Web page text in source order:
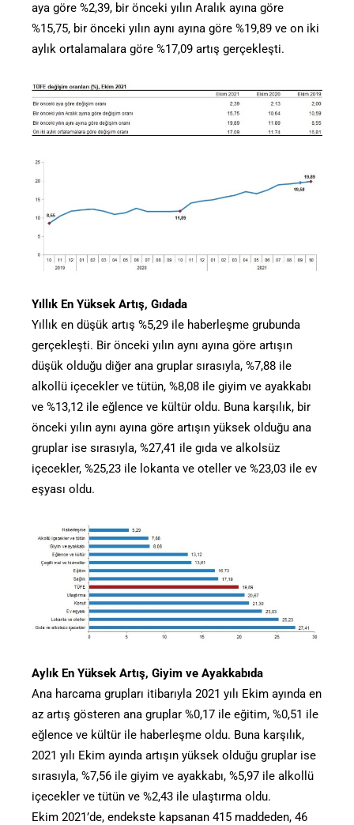
aya göre %2,39, bir önceki yılın Aralık ayına göre
%15,75, bir önceki yılın aynı ayına göre %19,89 ve on iki
aylık ortalamalara göre %17,09 artış gerçekleşti.
Yıllık En Yüksek Artış, Gıdada
Yıllık en düşük artış %5,29 ile haberleşme grubunda
gerçekleşti. Bir önceki yılın aynı ayına göre artışın
düşük olduğu diğer ana gruplar sırasıyla, %7,88 ile
alkollü içecekler ve tütün, %8,08 ile giyim ve ayakkabı
ve %13,12 ile eğlence ve kültür oldu. Buna karşılık, bir
önceki yılın aynı ayına göre artışın yüksek olduğu ana
gruplar ise sırasıyla, %27,41 ile gıda ve alkolsüz
içecekler, %25,23 ile lokanta ve oteller ve %23,03 ile ev
eşyası oldu.
Aylık En Yüksek Artış, Giyim ve Ayakkabıda
Ana harcama grupları itibarıyla 2021 yılı Ekim ayında en
az artış gösteren ana gruplar %0,17 ile eğitim, %0,51 ile
eğlence ve kültür ile haberleşme oldu. Buna karşılık,
2021 yılı Ekim ayında artışın yüksek olduğu gruplar ise
sırasıyla, %7,56 ile giyim ve ayakkabı, %5,97 ile alkollü
içecekler ve tütün ve %2,43 ile ulaştırma oldu.
Ekim 2021’de, endekste kapsanan 415 maddeden, 46